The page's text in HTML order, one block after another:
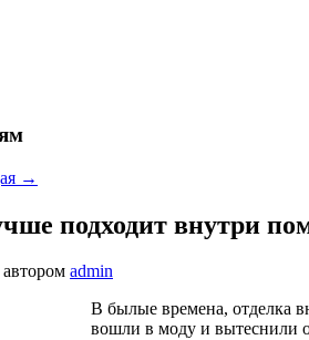
→
подходит внутри
автором admin
В былые времена, отделка
вошли в моду и вытеснили